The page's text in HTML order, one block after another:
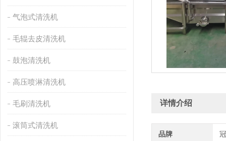
气泡式清洗机
毛辊去皮清洗机
鼓泡清洗机
高压喷淋清洗机
毛刷清洗机
滚筒式清洗机
详情介绍
品牌